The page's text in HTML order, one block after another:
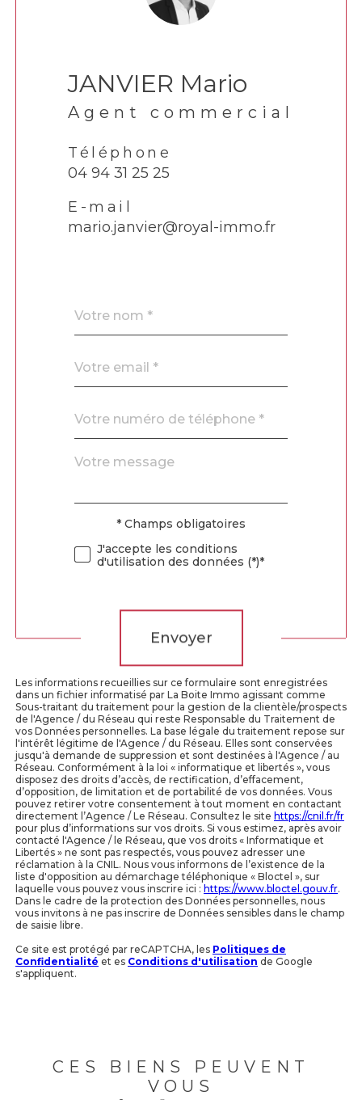
JANVIER Mario
Agent commercial
Téléphone
04 94 31 25 25
E-mail
mario.janvier@royal-immo.fr
par
*
*
*
Fieldset
Message
*
Validation* Champs obligatoires
J'accepte les conditions
d'utilisation des données (*)*
Envoyer
Les informations recueillies sur ce formulaire sont enregistrées
dans un fichier informatisé par La Boite Immo agissant comme
Sous-traitant du traitement pour la gestion de la clientèle/prospects
de l'Agence / du Réseau qui reste Responsable du Traitement de
vos Données personnelles. La base légale du traitement repose sur
l'intérêt légitime de l'Agence / du Réseau. Elles sont conservées
jusqu'à demande de suppression et sont destinées à l'Agence / au
Réseau. Conformément à la loi « informatique et libertés », vous
disposez des droits d’accès, de rectification, d’effacement,
d’opposition, de limitation et de portabilité de vos données. Vous
pouvez retirer votre consentement à tout moment en contactant
directement l’Agence / Le Réseau. Consultez le site https://cnil.fr/fr
pour plus d’informations sur vos droits. Si vous estimez, après avoir
contacté l'Agence / le Réseau, que vos droits « Informatique et
Libertés » ne sont pas respectés, vous pouvez adresser une
réclamation à la CNIL. Nous vous informons de l’existence de la
liste d'opposition au démarchage téléphonique « Bloctel », sur
laquelle vous pouvez vous inscrire ici : https://www.bloctel.gouv.fr.
Dans le cadre de la protection des Données personnelles, nous
vous invitons à ne pas inscrire de Données sensibles dans le champ
de saisie libre.
Ce site est protégé par reCAPTCHA, les Politiques de
Confidentialité et es Conditions d'utilisation de Google
s'appliquent.
CES BIENS PEUVENT
VOUS